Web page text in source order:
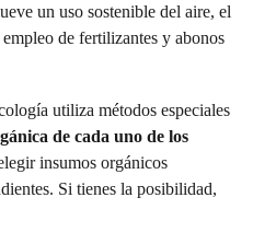
un uso sostenible del aire, el
de fertilizantes y abonos
utiliza métodos especiales
de cada uno de los
insumos orgánicos
Si tienes la posibilidad,